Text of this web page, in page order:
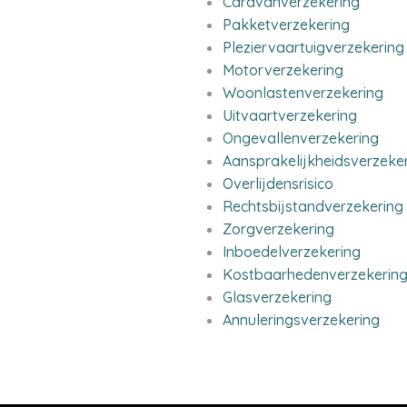
Pakketverzekering
Pleziervaartuigverzekering
Motorverzekering
Woonlastenverzekering
Uitvaartverzekering
Ongevallenverzekering
Overlijdensrisico
Rechtsbijstandverzekering
Zorgverzekering
Inboedelverzekering
Kostbaarhedenverzekering
Glasverzekering
Annuleringsverzekering